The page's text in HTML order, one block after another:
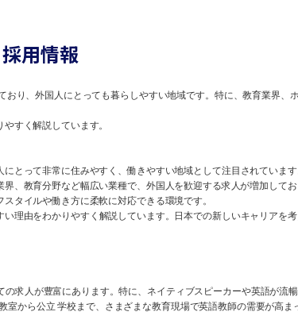
用情報
り、外国人にとっても暮らしやすい地域です。特に、教育業界、
すく解説しています。
とって非常に住みやすく、働きやすい地域として注目されていま
教育分野など幅広い業種で、外国人を歓迎する求人が増加して
タイルや働き方に柔軟に対応できる環境です。
理由をわかりやすく解説しています。日本での新しいキャリアを
求人が豊富にあります。特に、ネイティブスピーカーや英語が流
から公立 学校まで、さまざまな教育現場で英語教師の需要が高ま